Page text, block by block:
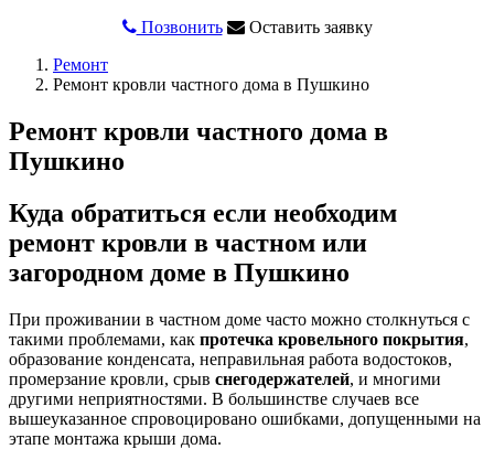
Позвонить
Оставить заявку
Ремонт
Ремонт кровли частного дома в Пушкино
Ремонт кровли частного дома в
Пушкино
Куда обратиться если необходим
ремонт кровли в частном или
загородном доме в Пушкино
При проживании в частном доме часто можно столкнуться с
такими проблемами, как протечка кровельного покрытия,
образование конденсата, неправильная работа водостоков,
промерзание кровли, срыв снегодержателей, и многими
другими неприятностями. В большинстве случаев все
вышеуказанное спровоцировано ошибками, допущенными на
этапе монтажа крыши дома.